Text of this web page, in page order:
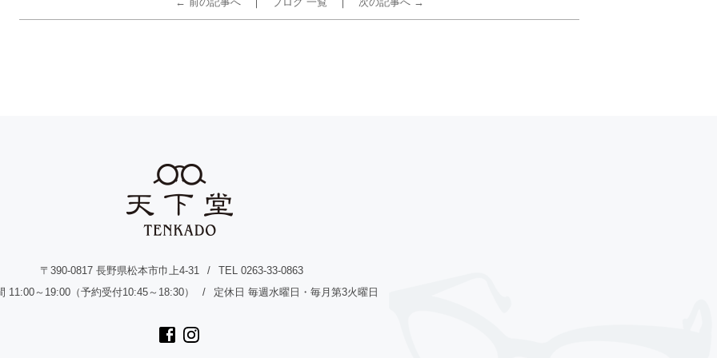
〒390-0817 長野県松本市巾上4-31
TEL 0263-33-0863
11:00～19:00（予約受付10:45～18:30）
定休日 毎週水曜日・毎月第3火曜日